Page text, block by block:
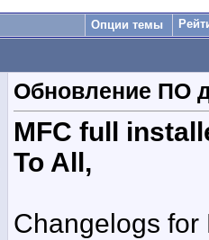
Опции темы
Обновление ПО
MFC full
To All,
Changelogs for